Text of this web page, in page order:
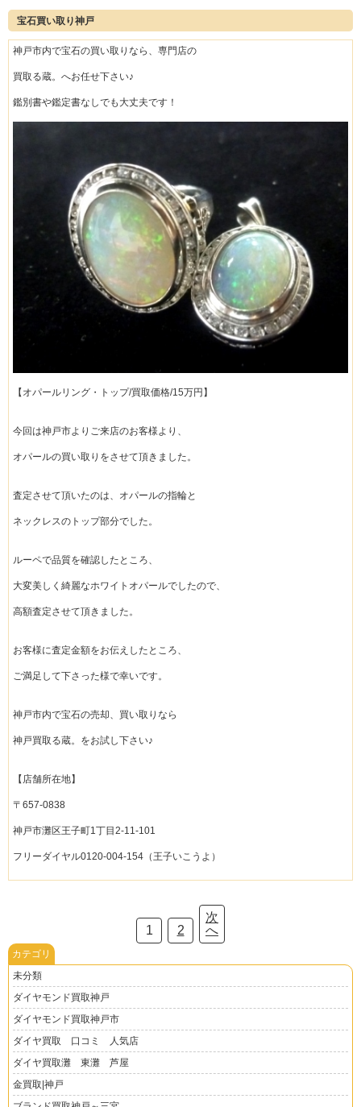
宝石買い取り神戸
神戸市内で宝石の買い取りなら、専門店の
買取る蔵。へお任せ下さい♪
鑑別書や鑑定書なしでも大丈夫です！
【オパールリング・トップ/買取価格/15万円】
今回は神戸市よりご来店のお客様より、
オパールの買い取りをさせて頂きました。
査定させて頂いたのは、オパールの指輪と
ネックレスのトップ部分でした。
ルーペで品質を確認したところ、
大変美しく綺麗なホワイトオパールでしたので、
高額査定させて頂きました。
お客様に査定金額をお伝えしたところ、
ご満足して下さった様で幸いです。
神戸市内で宝石の売却、買い取りなら
神戸買取る蔵。をお試し下さい♪
【店舗所在地】
〒657-0838
神戸市灘区王子町1丁目2-11-101
フリーダイヤル0120-004-154（王子いこうよ）
1 2
次
へ
カテゴリ
未分類
ダイヤモンド買取神戸
ダイヤモンド買取神戸市
ダイヤ買取 口コミ 人気店
ダイヤ買取灘 東灘 芦屋
金買取|神戸